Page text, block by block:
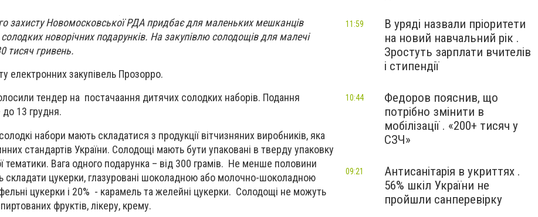
захисту Новомосковської РДА придбає для маленьких мешканців
новорічних подарунків. На закупівлю солодощів для малечі
тисяч гривень.
електронних закупівель Прозорро.
тендер на постачаання дитячих солодких наборів. Подання
13 грудня.
набори мають складатися з продукції вітчизняних виробників, яка
стандартів України. Солодощі мають бути упаковані в тверду упаковку
тематики. Вага одного подарунка – від 300 грамів. Не менше половини
складати цукерки, глазуровані шоколадною або молочно-шоколадною
цукерки і 20% - карамель та желейні цукерки. Солодощі не можуть
фруктів, лікеру, крему.
В уряді назвали пріоритети
на новий навчальний рік .
Зростуть зарплати вчителів
і стипендії
11:59
Федоров пояснив, що
потрібно змінити в
мобілізації . «200+ тисяч у
СЗЧ»
10:44
Антисанітарія в укриттях .
56% шкіл України не
пройшли санперевірку
09:21